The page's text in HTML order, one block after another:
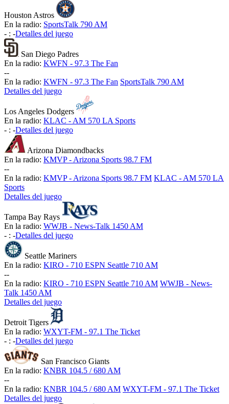
Houston Astros
En la radio: SportsTalk 790 AM
- : -Detalles del juego
San Diego Padres
En la radio: KWFN - 97.3 The Fan
--
En la radio: KWFN - 97.3 The Fan SportsTalk 790 AM
Detalles del juego
Los Angeles Dodgers
En la radio: KLAC - AM 570 LA Sports
- : -Detalles del juego
Arizona Diamondbacks
En la radio: KMVP - Arizona Sports 98.7 FM
--
En la radio: KMVP - Arizona Sports 98.7 FM KLAC - AM 570 LA
Sports
Detalles del juego
Tampa Bay Rays
En la radio: WWJB - News-Talk 1450 AM
- : -Detalles del juego
Seattle Mariners
En la radio: KIRO - 710 ESPN Seattle 710 AM
--
En la radio: KIRO - 710 ESPN Seattle 710 AM WWJB - News-
Talk 1450 AM
Detalles del juego
Detroit Tigers
En la radio: WXYT-FM - 97.1 The Ticket
- : -Detalles del juego
San Francisco Giants
En la radio: KNBR 104.5 / 680 AM
--
En la radio: KNBR 104.5 / 680 AM WXYT-FM - 97.1 The Ticket
Detalles del juego